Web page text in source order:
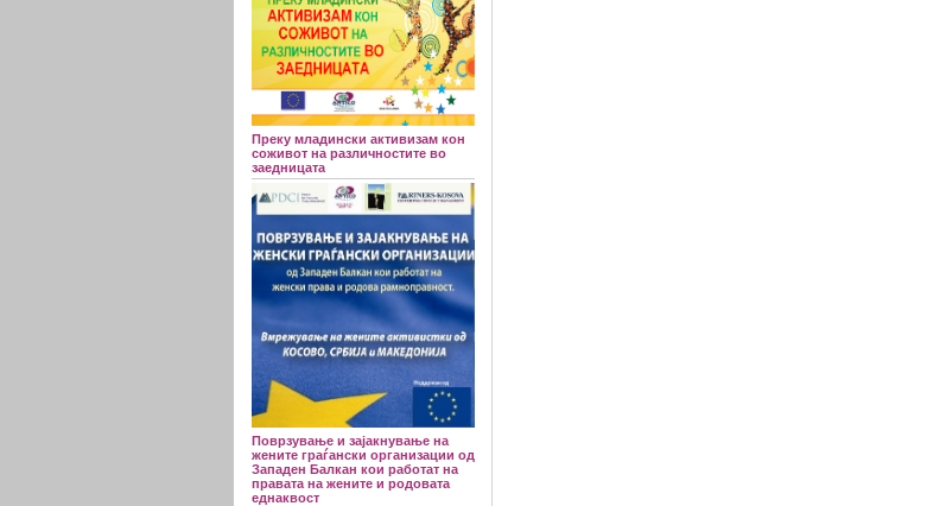
Преку младински активизам кон
соживот на различностите во
заедницата
Поврзување и зајакнување на
жените граѓански организации од
Западен Балкан кои работат на
правата на жените и родовата
еднаквост